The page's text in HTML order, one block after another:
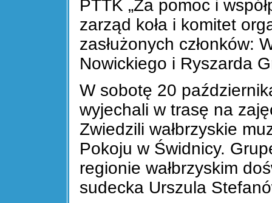
PTTK „Za pomoc i
zarząd koła i komitet
zasłużonych członków:
Nowickiego i Ryszarda
W sobotę 20
wyjechali w trasę na
Zwiedzili wałbrzyskie
Pokoju w Świdnicy.
regionie wałbrzyskim
sudecka Urszula